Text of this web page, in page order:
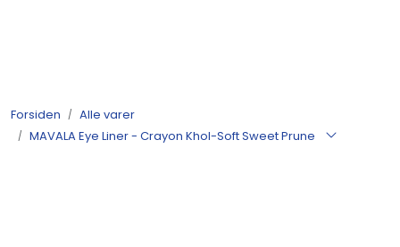
Forsiden
Alle varer
MAVALA Eye Liner - Crayon Khol-Soft Sweet Prune
Nyheter